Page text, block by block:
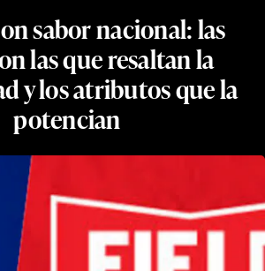
sabor nacional: las
las que resaltan la
y los atributos que la
potencian